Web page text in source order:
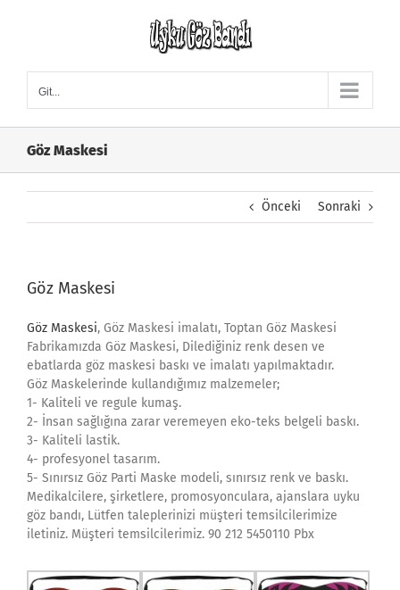
Git...
Göz Maskesi
Önceki Sonraki
Göz Maskesi
Göz Maskesi, Göz Maskesi imalatı, Toptan Göz Maskesi
Fabrikamızda Göz Maskesi, Dilediğiniz renk desen ve
ebatlarda göz maskesi baskı ve imalatı yapılmaktadır.
Göz Maskelerinde kullandığımız malzemeler;
1- Kaliteli ve regule kumaş.
2- İnsan sağlığına zarar veremeyen eko-teks belgeli baskı.
3- Kaliteli lastik.
4- profesyonel tasarım.
5- Sınırsız Göz Parti Maske modeli, sınırsız renk ve baskı.
Medikalcilere, şirketlere, promosyonculara, ajanslara uyku
göz bandı, Lütfen taleplerinizi müşteri temsilcilerimize
iletiniz. Müşteri temsilcilerimiz. 90 212 5450110 Pbx